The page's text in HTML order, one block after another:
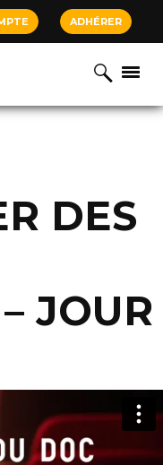
ADHÉRER
DES
JOUR